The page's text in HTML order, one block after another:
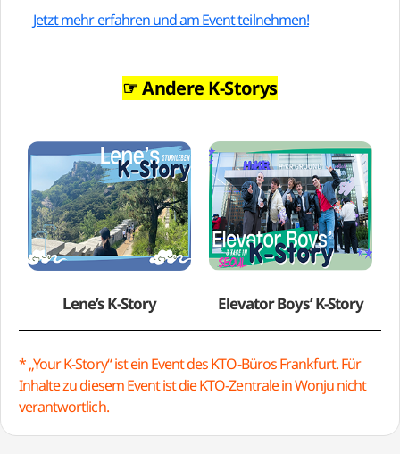
Jetzt mehr erfahren und am Event teilnehmen!
☞ Andere K-Storys
Lene’s K-Story Elevator Boys’ K-Story
* „Your K-Story“ ist ein Event des KTO-Büros Frankfurt. Für
Inhalte zu diesem Event ist die KTO-Zentrale in Wonju nicht
verantwortlich.